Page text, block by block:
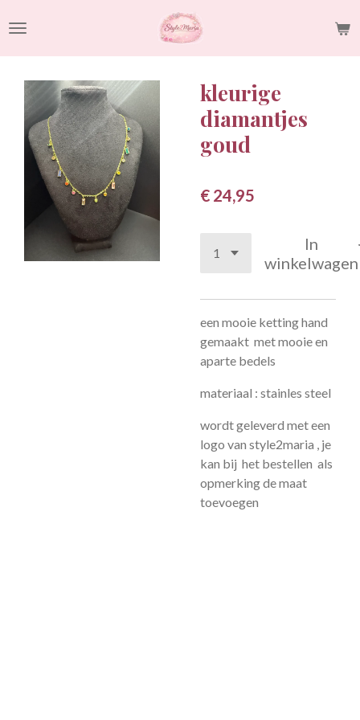
direct
naar
hoofdinhoud
kleurige
diamantjes
goud
€ 24,95
In
winkelwagen
een mooie ketting hand
gemaakt met mooie en
aparte bedels
materiaal : stainles steel
wordt geleverd met een
logo van style2maria , je
kan bij het bestellen als
opmerking de maat
toevoegen